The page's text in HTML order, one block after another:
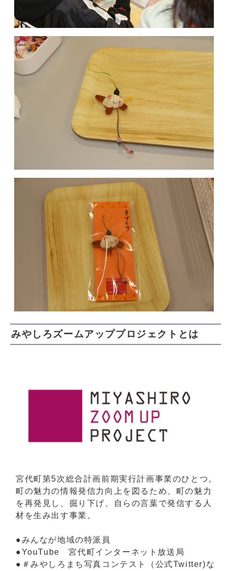
みやしろズームアッププロジェクトとは
宮代町第5次総合計画前期実行計画事業のひとつ。
町の魅力の情報発信力向上を図るため、町の魅力
を再発見し、掘り下げ、自らの言葉で発信する人
材を生み出す事業。
●みんなが地域の特派員
●YouTube 宮代町インターネット放送局
●＃みやしろまち写真コンテスト（公式Twitter)な